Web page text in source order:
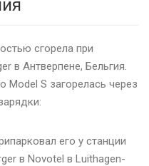
сгорела при
в Антверпене, Бельгия.
S загорелась через
его у станции
в Novotel в Luithagen-